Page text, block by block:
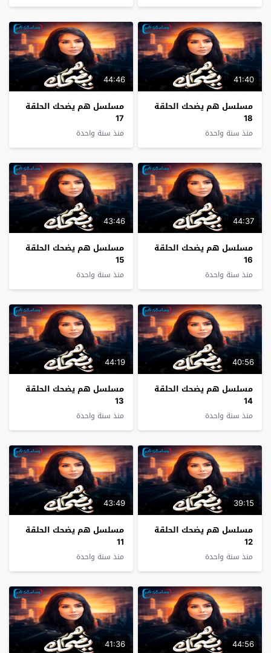
41:40
مسلسل هم يضحك الحلقة
18
منذ سنة واحدة
44:46
مسلسل هم يضحك الحلقة
17
منذ سنة واحدة
44:37
مسلسل هم يضحك الحلقة
16
منذ سنة واحدة
43:46
مسلسل هم يضحك الحلقة
15
منذ سنة واحدة
40:56
مسلسل هم يضحك الحلقة
14
منذ سنة واحدة
44:19
مسلسل هم يضحك الحلقة
13
منذ سنة واحدة
39:15
مسلسل هم يضحك الحلقة
12
منذ سنة واحدة
43:49
مسلسل هم يضحك الحلقة
11
منذ سنة واحدة
44:56
41:36